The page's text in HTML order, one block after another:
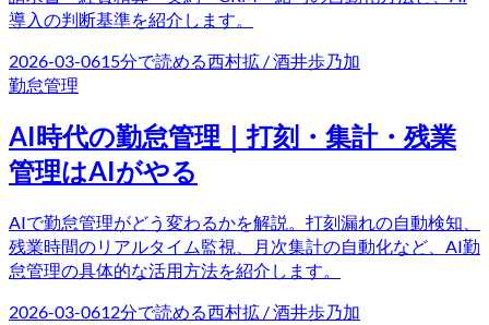
導入の判断基準を紹介します。
2026-03-0615分で読める西村拡 / 酒井歩乃加
勤怠管理
AI時代の勤怠管理｜打刻・集計・残業
管理はAIがやる
AIで勤怠管理がどう変わるかを解説。打刻漏れの自動検知、
残業時間のリアルタイム監視、月次集計の自動化など、AI勤
怠管理の具体的な活用方法を紹介します。
2026-03-0612分で読める西村拡 / 酒井歩乃加